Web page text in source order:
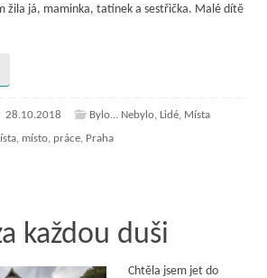
žila já, maminka, tatínek a sestřička. Malé dítě
28.10.2018 Bylo... Nebylo, Lidé, Místa
, místo, práce, Praha
každou duši
Chtěla jsem jet do